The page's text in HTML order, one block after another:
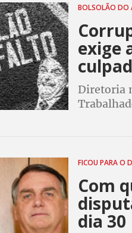
BOLSOLÃO DO
exige
Diretoria
FICOU PARA O
Com
dia 30